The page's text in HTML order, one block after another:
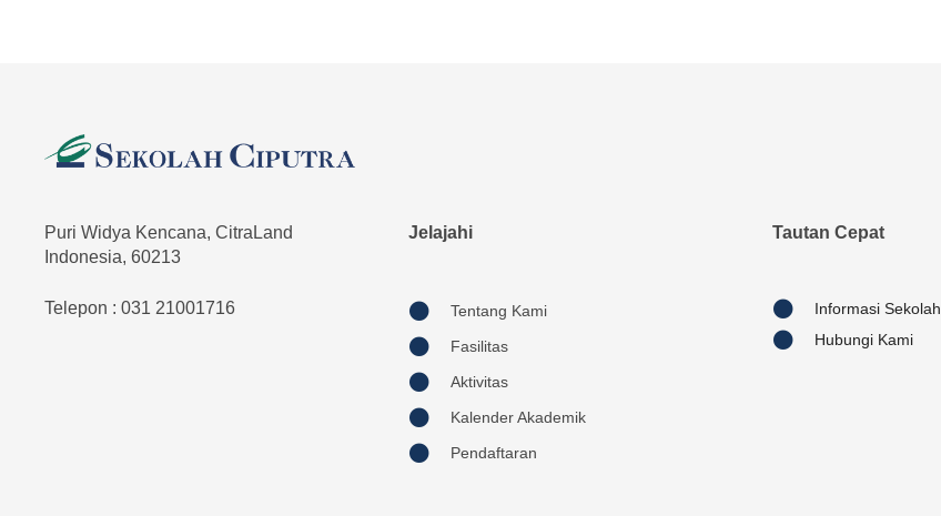
Puri Widya Kencana, CitraLand
Indonesia, 60213
Telepon : 031 21001716
Jelajahi
Tentang Kami
Fasilitas
Aktivitas
Kalender Akademik
Pendaftaran
Tautan Cepat
Informasi Sekolah
Hubungi Kami